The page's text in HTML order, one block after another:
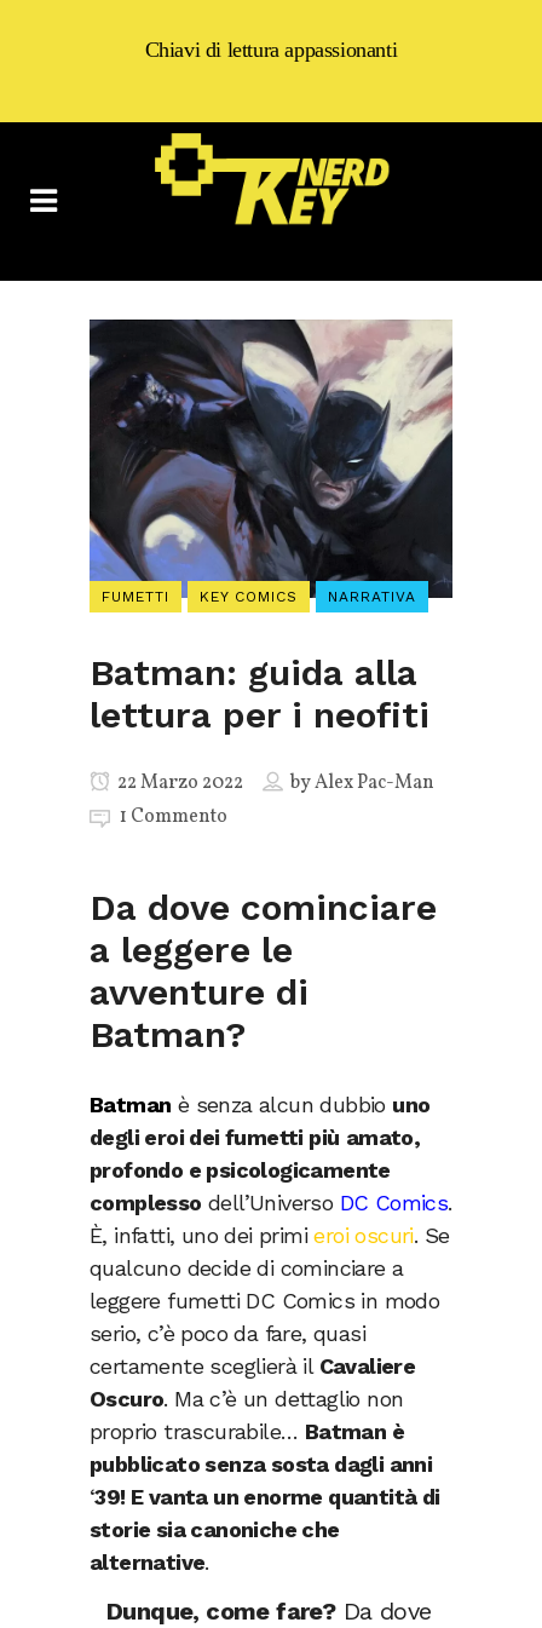
Chiavi di lettura appassionanti
FUMETTI KEY COMICS NARRATIVA
Batman: guida alla
lettura per i neofiti
22 Marzo 2022 byAlex Pac-Man
1 Commento
Da dove cominciare
a leggere le
avventure di
Batman?
Batman è senza alcun dubbio uno
degli eroi dei fumetti più amato,
profondo e psicologicamente
complesso dell’Universo DC Comics.
È, infatti, uno dei primieroi oscuri. Se
qualcuno decide di cominciare a
leggere fumetti DC Comics in modo
serio, c’è poco da fare, quasi
certamente sceglierà il Cavaliere
Oscuro. Ma c’è un dettaglio non
proprio trascurabile… Batman è
pubblicato senza sosta dagli anni
‘39! E vanta un enorme quantità di
storie sia canoniche che
alternative.
Dunque, come fare?Da dove